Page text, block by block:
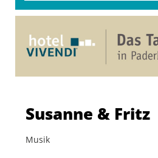
Susanne & Fritz
Musik